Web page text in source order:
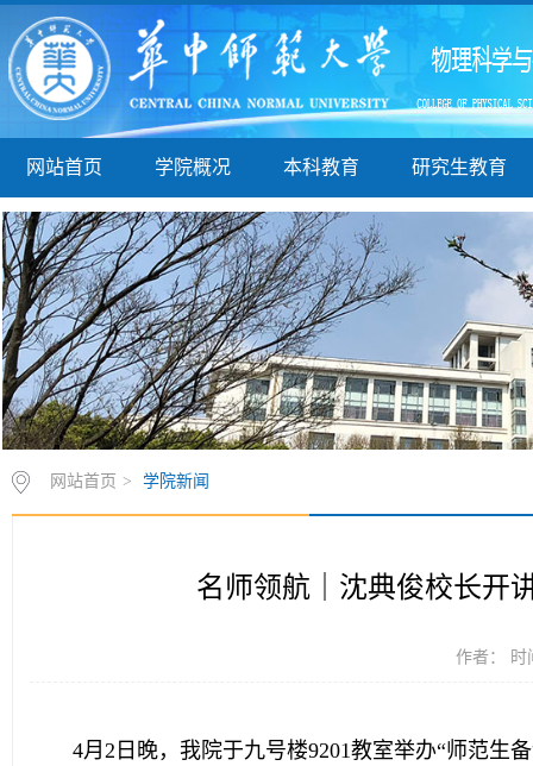
网站首页 学院概况 本科教育 研究生教育
网站首页 > 学院新闻
名师领航｜沈典俊校长开
作者： 时
4月2日晚，我院于九号楼9201教室举办“师范